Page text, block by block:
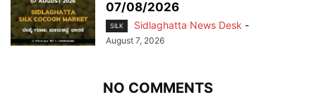
07/08/2026
SILK Sidlaghatta News Desk -
August 7, 2026
NO COMMENTS